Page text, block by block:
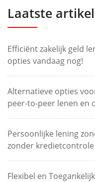
Laatste
Efficiënt zakelijk geld
opties vandaag nog!
Alternatieve opties
peer-to-peer lenen en
Persoonlijke lening
zonder kredietcontrole
Flexibel en